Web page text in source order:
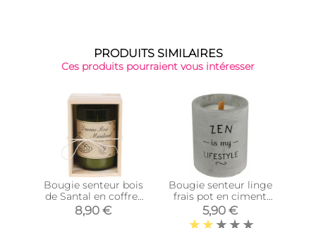
PRODUITS SIMILAIRES
Ces produits pourraient vous intéresser
Bougie senteur bois
de Santal en coffret
oenologie (Domaine
rosé méridional)
8,90 €
Bougie senteur linge
frais pot en ciment
(Zen is my lifestyle)
5,90 €